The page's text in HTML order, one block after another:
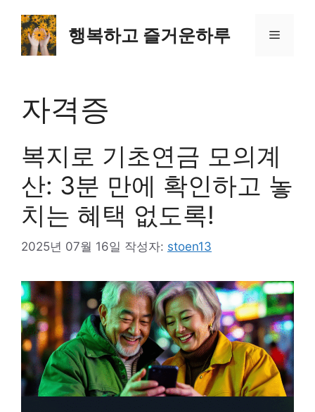
행복하고 즐거운하루 메
자격증
복지로 기초연금 모의계
산: 3분 만에 확인하고 놓
치는 혜택 없도록!
2025년 07월 16일 작성자: stoen13